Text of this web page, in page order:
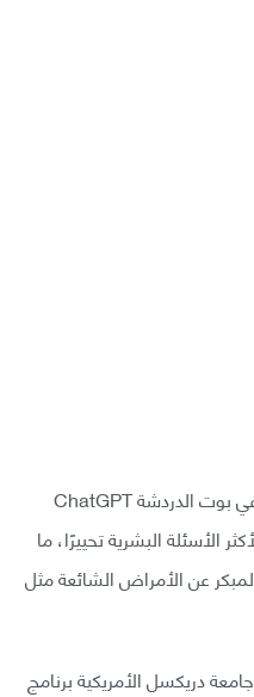
تجلت مؤخرًا قدرة الذكاء الاصطناعي في بوت الدردشة ChatGPT
الأسئلة البشرية تحييرًا، ما
عن الأمراض الشائعة مثل
دريكسل الأمريكية برنامج